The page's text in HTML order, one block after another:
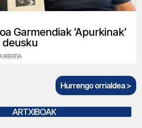
Garmendiak ‘Apurkinak’
deusku
IRRATIA
Hurrengo orrialdea >
ARTXIBOAK